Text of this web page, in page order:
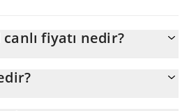
fiyatı nedir?